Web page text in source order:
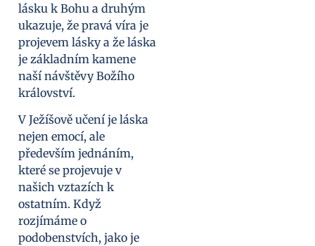
lásku k Bohu a druhým
ukazuje, že pravá víra je
projevem lásky a že láska
je základním kamene
naší návštěvy Božího
království.
V Ježíšově učení je láska
nejen emocí, ale
především jednáním,
které se projevuje v
našich vztazích k
ostatním. Když
rozjímáme o
podobenstvích, jako je